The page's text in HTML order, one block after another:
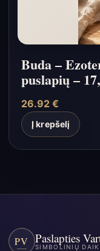
Buda –
puslapių –
26.92 €
Į krepšelį
PV Paslapties
SIMBOLINIŲ